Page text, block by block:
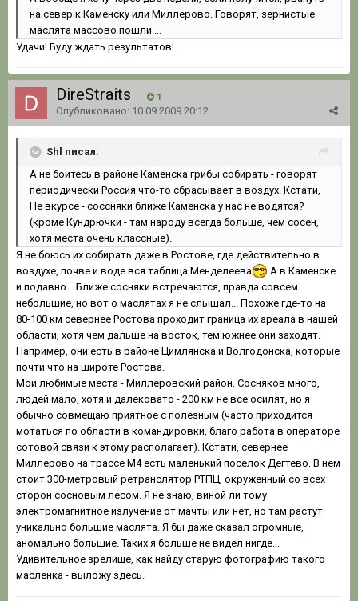
на север к Каменску или Миллерово. Говорят, зернистые
маслята массово пошли....
Удачи! Буду ждать результатов!
DireStraits 1
Опубликовано: 10.09.2009 20:12
Shl писал:
А не боитесь в районе Каменска грибы собирать - говорят
периодически Россия что-то сбрасывает в воздух. Кстати,
Не вкурсе - соссняки ближе Каменска у нас не водятся?
(кроме Кундрючки - там народу всегда больше, чем сосен,
хотя места очень классные).
Я не боюсь их собирать даже в Ростове, где действительно в
воздухе, почве и воде вся таблица Менделеева
А в Каменске
и подавно... Ближе сосняки встречаются, правда совсем
небольшие, но вот о маслятах я не слышал... Похоже где-то на
80-100 км севернее Ростова проходит граница их ареала в нашей
области, хотя чем дальше на восток, тем южнее они заходят.
Например, они есть в районе Цимлянска и Волгодонска, которые
почти что на широте Ростова.
Мои любимые места - Миллеровский район. Сосняков много,
людей мало, хотя и далековато - 200 км не все осилят, но я
обычно совмещаю приятное с полезным (часто приходится
мотаться по области в командировки, благо работа в операторе
сотовой связи к этому располагает). Кстати, севернее
Миллерово на трассе М4 есть маленький поселок Дегтево. В нем
стоит 300-метровый ретранслятор РТПЦ, окруженный со всех
сторон сосновым лесом. Я не знаю, виной ли тому
электромагнитное излучение от мачты или нет, но там растут
уникально большие маслята. Я бы даже сказал огромные,
аномально большие. Таких я больше не видел нигде...
Удивительное зрелище, как найду старую фотографию такого
масленка - выложу здесь.